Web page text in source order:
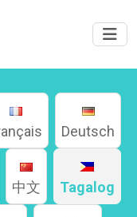
Deutsch
中文 Tagalog